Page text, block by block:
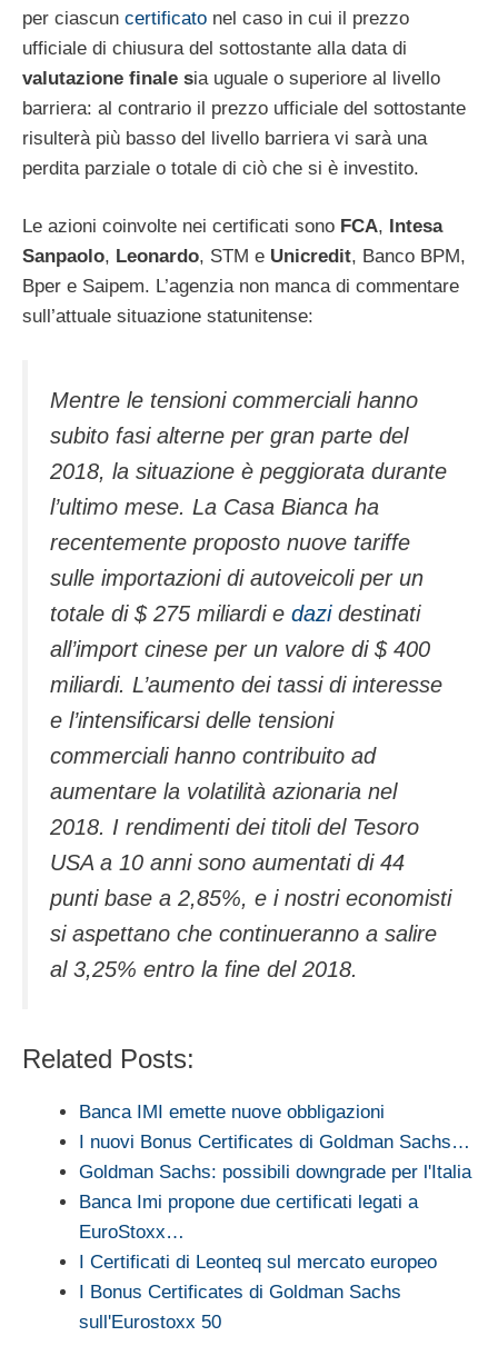
per ciascun certificato nel caso in cui il prezzo
ufficiale di chiusura del sottostante alla data di
valutazione finale sia uguale o superiore al livello
barriera: al contrario il prezzo ufficiale del sottostante
risulterà più basso del livello barriera vi sarà una
perdita parziale o totale di ciò che si è investito.
Le azioni coinvolte nei certificati sono FCA,
Intesa
Sanpaolo, Leonardo, STM e Unicredit, Banco BPM,
Bper e Saipem. L’agenzia non manca di commentare
sull’attuale situazione statunitense:
Mentre le tensioni commerciali hanno
subito fasi alterne per gran parte del
2018, la situazione è peggiorata durante
l’ultimo mese. La Casa Bianca ha
recentemente proposto nuove tariffe
sulle importazioni di autoveicoli per un
totale di $ 275 miliardi e dazidestinati
all’import cinese per un valore di $ 400
miliardi. L’aumento dei tassi di interesse
e l’intensificarsi delle tensioni
commerciali hanno contribuito ad
aumentare la volatilità azionaria nel
2018. I rendimenti dei titoli del Tesoro
USA a 10 anni sono aumentati di 44
punti base a 2,85%, e i nostri economisti
si aspettano che continueranno a salire
al 3,25% entro la fine del 2018.
Related Posts:
Banca IMI emette nuove obbligazioni
I nuovi Bonus Certificates di Goldman Sachs…
Goldman Sachs: possibili downgrade per l'Italia
Banca Imi propone due certificati legati a
EuroStoxx…
I Certificati di Leonteq sul mercato europeo
I Bonus Certificates di Goldman Sachs
sull'Eurostoxx 50